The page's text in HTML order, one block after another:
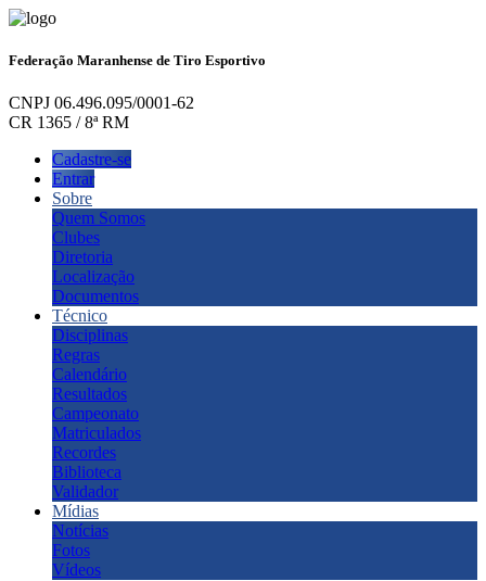
Federação Maranhense de Tiro Esportivo
CNPJ 06.496.095/0001-62
CR 1365 / 8ª RM
Cadastre-se
Entrar
Sobre
Quem Somos
Clubes
Diretoria
Localização
Documentos
Técnico
Disciplinas
Regras
Calendário
Resultados
Campeonato
Matriculados
Recordes
Biblioteca
Validador
Mídias
Notícias
Fotos
Vídeos